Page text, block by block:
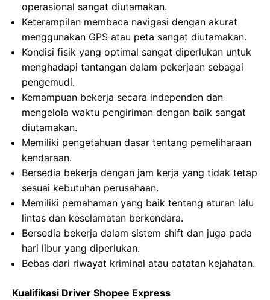
operasional sangat diutamakan.
Keterampilan membaca navigasi dengan akurat
menggunakan GPS atau peta sangat diutamakan.
Kondisi fisik yang optimal sangat diperlukan untuk
menghadapi tantangan dalam pekerjaan sebagai
pengemudi.
Kemampuan bekerja secara independen dan
mengelola waktu pengiriman dengan baik sangat
diutamakan.
Memiliki pengetahuan dasar tentang pemeliharaan
kendaraan.
Bersedia bekerja dengan jam kerja yang tidak tetap
sesuai kebutuhan perusahaan.
Memiliki pemahaman yang baik tentang aturan lalu
lintas dan keselamatan berkendara.
Bersedia bekerja dalam sistem shift dan juga pada
hari libur yang diperlukan.
Bebas dari riwayat kriminal atau catatan kejahatan.
Kualifikasi Driver Shopee Express